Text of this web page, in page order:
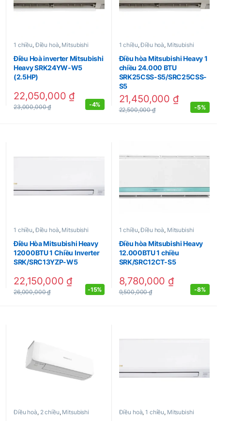
1 chiều,Điều hoà, Mitsubishi
Điều Hoà inverter Mitsubishi
Heavy SRK24YW-W5
(2.5HP)
22,050,000 ₫
23,000,000₫ -4%
1 chiều,Điều hoà, Mitsubishi
Điều hòa Mitsubishi Heavy 1
chiều 24.000 BTU
SRK25CSS-S5/SRC25CSS-
S5
21,450,000 ₫
22,500,000₫ -5%
1 chiều,Điều hoà, Mitsubishi
Điều Hòa Mitsubishi Heavy
12000BTU 1 Chiều Inverter
SRK/SRC13YZP-W5
22,150,000 ₫
26,000,000₫ -15%
1 chiều,Điều hoà, Mitsubishi
Điều hòa Mitsubishi Heavy
12.000BTU 1 chiều
SRK/SRC12CT-S5
8,780,000 ₫
9,500,000₫ -8%
Điều hoà, 2 chiều, Mitsubishi Điều hoà,1 chiều, Mitsubishi